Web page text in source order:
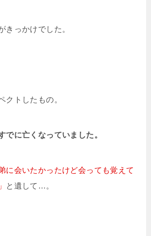
きっかけでした。
クトしたもの。
でに亡くなっていました。
に会いたかったけど会っても覚えて
と遺して…。